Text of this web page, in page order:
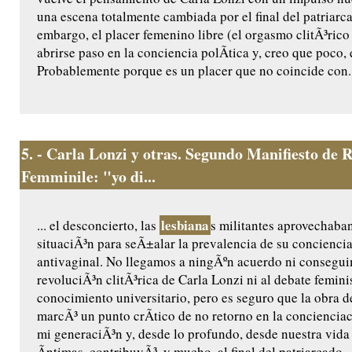
una escena totalmente cambiada por el final del
embargo, el placer femenino libre (el orgasmo
abrirse paso en la conciencia polÃ­tica y, creo que poco,
Probablemente porque es un placer que no coincide
5. - Carla Lonzi y otras. Segundo Manifiesto de
Femminile: "yo di...
... el desconcierto, las lesbianas militantes
situaciÃ³n para seÃ±alar la prevalencia de su
antivaginal. No llegamos a ningÃºn acuerdo ni
revoluciÃ³n clitÃ³rica de Carla Lonzi ni al debate
conocimiento universitario, pero es seguro que la obra
marcÃ³ un punto crÃ­tico de no retorno en la
mi generaciÃ³n y, desde lo profundo, desde nuestra